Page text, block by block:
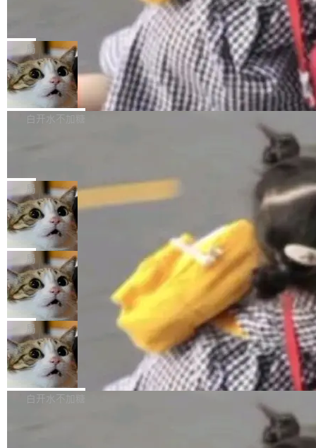
录全贴了出来。 他发错人了 苹果外部律师 Gabr
iel Gross 来自 Weil 律所，2 月 23 日下午 5:53
给 OpenAI 总法律顾问 Che Chang 发了封邮
件，附了一封长信，要求 OpenAI 配合调查前苹
果员工带走机密信...
这是目前市面上唯一支持平板接入WorkBuddy P
C版的产品，搭载“人机双写”重磅功能——你写
你的，AI写AI的，同屏协作互不干扰。一句话让
AI帮你干活，现在开启全新体验！ 温馨提示：
体验WorkBuddy鸿蒙PC版前，请将 HUAWEI M
atePad Edge 升级至 HarmonyOS 6.1.0.135S
P9 patch03及以上版本。 *升级路径：设置 > 搜
FFmpeg 9.0 发布：代号“Lei”，以此纪
全球知名开源多媒体框架 FFmpeg 今天正式发
布了 9.0 版本。这个版本除了带来新一代音视频
处理能力和硬件加速支持之外，还有一个特殊之
处：FFmpeg 9.0 的代号是“Lei”。 这个名字，
来自中国开发者雷霄骅（Lei Xiaohua）。 对于
很多中国音视频开发者而言，这个名字并不陌
“启蒙老师”。 而今年，恰好是雷霄骅离世十周
年。FFmpeg 社区最终选择用一个大版本的名
字，留下了这份纪念。 雷霄骅曾是中国传媒大学
数字电视技术方向的博士生，长期从事视频、音
频技...
局
亚马逊成本失控：AI 写代码烧掉 1215
万元，超预算 860%
外媒近日曝光了亚马逊的多份内部报告显示，AI
导致公司在多个项目上超支。《金融时报》报道
编写程序，目标是完成电商平台作者信息与商品
列表的数据匹配 —— 一项常规的数据处理任
务，最终却产生了 180 万美元的账单，实际支出
超出原定预算 860%。 更令人意外的是，该项目
最终并未成功落地，而高额算力消耗持续运行长
达 5 个月，公司直到财务对账时才察觉异常。这
意味着一个无人看管的 AI 程序，在近半年时间
里日夜不停地"烧钱"。 复盘显示，...
白开水不加糖
e CEO Clément Delangue 在 CNBC 的采访里
没有拐弯抹角。他说中国正在赢得 AI 竞赛，而
且按目前的速度，中国 AI 工具预计在今年底或
2027 年就能追上美国前沿实验室的水平。 Dela
ngue 把原因归结为一件事：开放协作。中国的
AI 开发者在一个共享和协作的生态里加速迭代，
而美国模型厂商在"闭门造车"。他的原话是 "buil
ding in silos"——各自为战，互不通气。 这个判
断从他嘴里说出来分量不同。Hugging Face 是
全球最大的开源 AI 平台，上面跑着上百万个模
型。谁在开源赛道上领先，...
局
当 AI agent 把源码变成了最好的扩展系
统，开发者工具必须开源
五年前，David Crawshaw 问过很多软件工程师
一个问题：你写过什么给自己用的程序？答案几
乎都是没有。工程师们整天用别人写的程序写程
序给别人用。偶尔有人自己写个博客系统、智能
家居控制、家庭实验室，都算稀奇事。 Crawsh
aw 是 Shelley 的作者，一个开源 AI coding age
nt。他最近在博客上写了一篇文章，核心论点很
简单：开发者工具必须开源。 理由不是传统的自
由软件情怀，而是一个跟 AI agent 直接相关的
技术判断。 两行 prompt 就能个性化任何软件 C
局
DeepSeek Harness 宣布内测邀请，全
网最大规模开源 Agent 路演现场诞生
一条内测招募帖，发出去的时候大概没人想到它
会变成一场开源 Agent 生态的路演。 8月1日，
DeepSeek Harness 团队负责人崔添翼（tiany
i）在 X 上发帖： 「如果你是 Agent Harness 相
关开源项目的开发者，希望参加 DeepSeek Har
ness 的内测，可以回复或私信联系我。请附上
局
商汤 SenseNova U1.5-Lite-Preview
开源
商汤科技宣布面向社区开源轻量级统一多模态模
型的预览版本 SenseNova U1.5-Lite-Preview。
白开水不加糖